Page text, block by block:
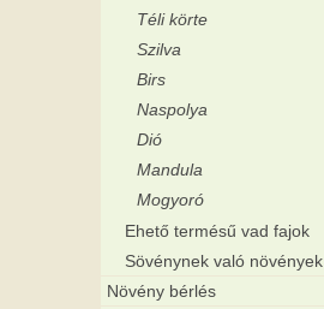
Téli körte
Szilva
Birs
Naspolya
Dió
Mandula
Mogyoró
Ehető termésű vad fajok
Sövénynek való növények
Növény bérlés